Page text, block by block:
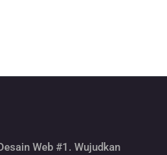
Web #1. Wujudkan